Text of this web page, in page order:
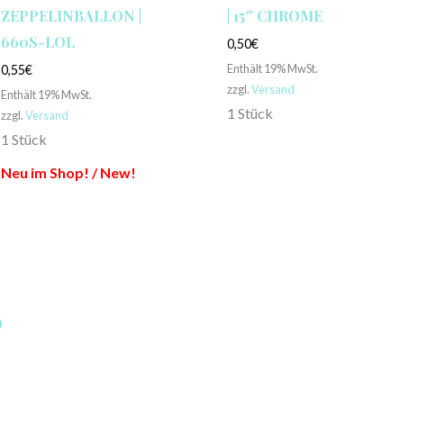
ZEPPELINBALLON |
660S-LOL
0,55€
Enthält 19% MwSt.
zzgl.Versand
1 Stück
Neu im Shop! / New!
| 15″ CHROME
0,50€
Enthält 19% MwSt.
zzgl.Versand
1 Stück